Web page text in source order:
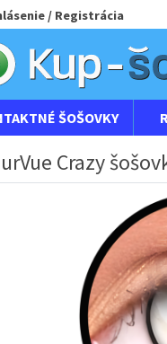
/ Registrácia
ŠOŠOVKY
Crazy